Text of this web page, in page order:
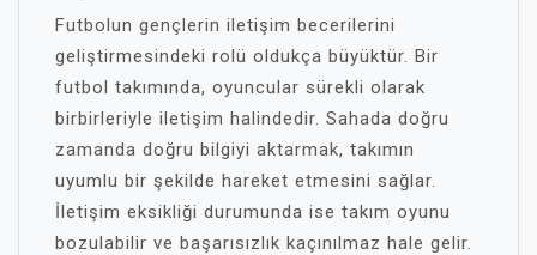
Futbolun gençlerin iletişim becerilerini
geliştirmesindeki rolü oldukça büyüktür. Bir
futbol takımında, oyuncular sürekli olarak
birbirleriyle iletişim halindedir. Sahada doğru
zamanda doğru bilgiyi aktarmak, takımın
uyumlu bir şekilde hareket etmesini sağlar.
İletişim eksikliği durumunda ise takım oyunu
bozulabilir ve başarısızlık kaçınılmaz hale gelir.